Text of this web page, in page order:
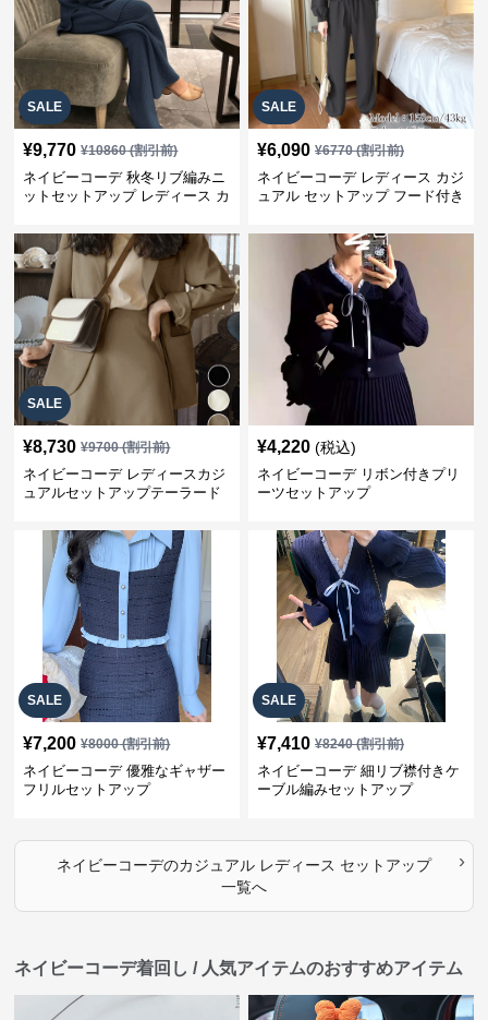
SALE
¥9,770 ¥10860(割引前)
ネイビーコーデ 秋冬リブ編みニ
ットセットアップ レディース カ
SALE
¥6,090 ¥6770(割引前)
ネイビーコーデ レディース カジ
ュアル セットアップ フード付き
SALE
¥8,730 ¥9700(割引前)
ネイビーコーデ レディースカジ
ュアルセットアップテーラード
¥4,220 (税込)
ネイビーコーデ リボン付きプリ
ーツセットアップ
SALE
¥7,200 ¥8000(割引前)
ネイビーコーデ 優雅なギャザー
フリルセットアップ
SALE
¥7,410 ¥8240(割引前)
ネイビーコーデ 細リブ襟付きケ
ーブル編みセットアップ
ネイビーコーデのカジュアル レディース セットアップ
一覧へ
›
ネイビーコーデ着回し / 人気アイテムのおすすめアイテム